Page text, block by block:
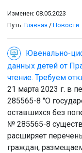
Изменен: 08.05.2023
Путь: Главная / Новости
Ювенально-
данных детей от
чтение. Требуем
21 марта 2023 г. в
285565-8 "О
оставшихся без
№ 285565-8
расширяет
граждан,